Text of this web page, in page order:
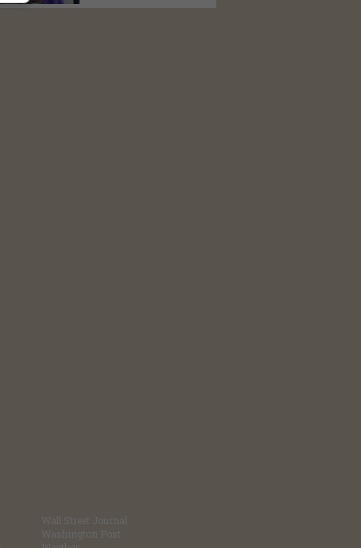
Iznose s...
Wall Street Journal
Washington Post